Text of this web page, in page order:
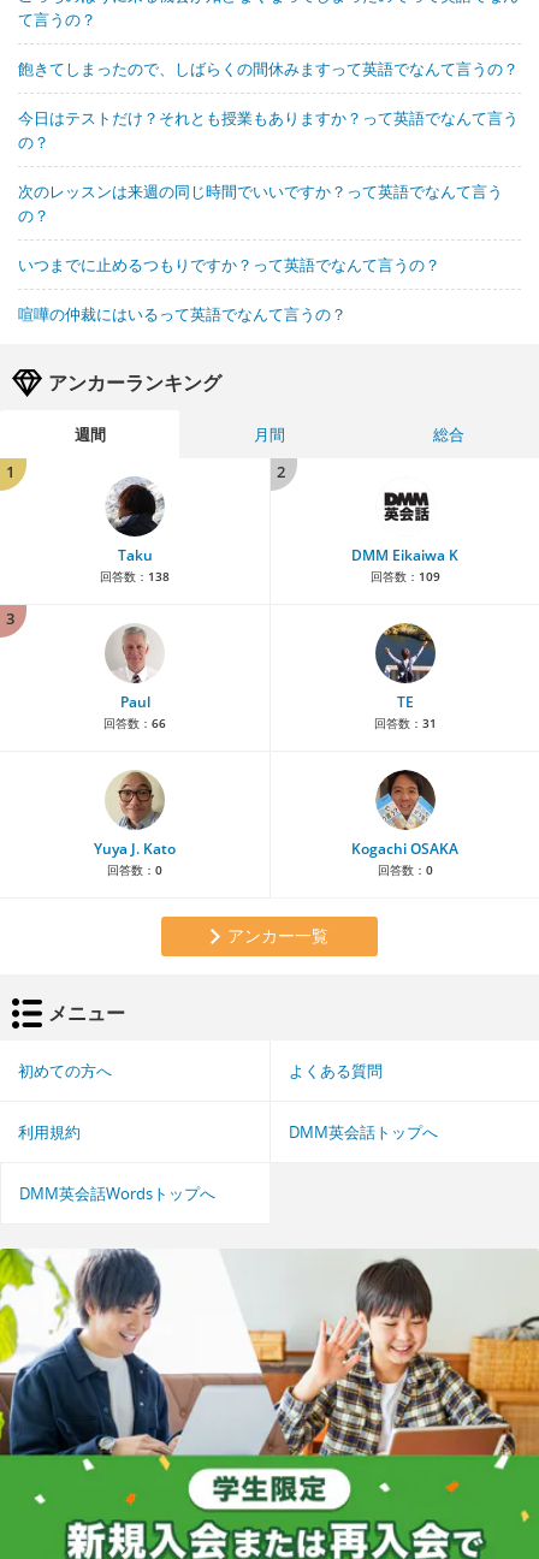
て言うの？
飽きてしまったので、しばらくの間休みますって英語でなんて言うの？
今日はテストだけ？それとも授業もありますか？って英語でなんて言う
の？
次のレッスンは来週の同じ時間でいいですか？って英語でなんて言う
の？
いつまでに止めるつもりですか？って英語でなんて言うの？
喧嘩の仲裁にはいるって英語でなんて言うの？
アンカーランキング
週間 月間
総合
1
Taku
回答数： 138
2
DMM Eikaiwa K
回答数： 109
3
Paul
回答数： 66
TE
回答数： 31
Yuya J. Kato
回答数： 0
Kogachi OSAKA
回答数： 0
アンカー一覧
メニュー
初めての方へ よくある質問
利用規約 DMM英会話トップへ
DMM英会話Wordsトップへ